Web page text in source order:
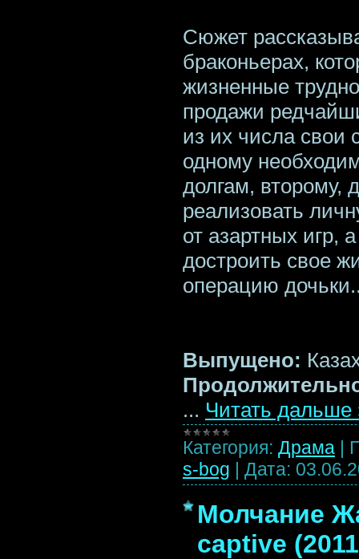
Сюжет
браконьерах,
жизненные
продажи
из их числа свои
одному
долгам, второму,
реализовать
от азартных игр,
достроить свое
операцию
Выпущено:
... Читать дальше
Категория: Драма |
s-bog | Дата:
Молчание
captive